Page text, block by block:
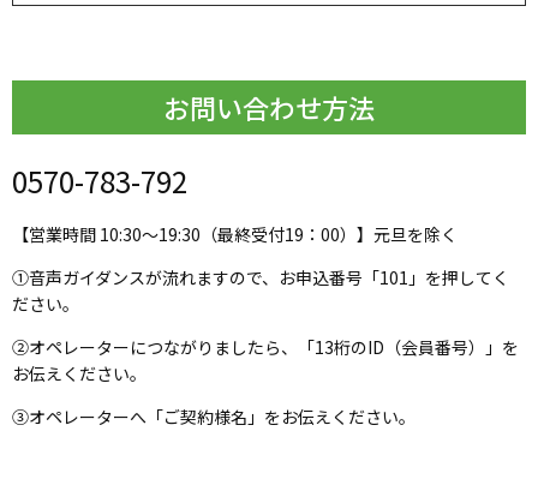
お問い合わせ方法
0570-783-792
【営業時間 10:30～19:30（最終受付19：00）】元旦を除く
①音声ガイダンスが流れますので、お申込番号「101」を押してく
ださい。
②オペレーターにつながりましたら、「13桁のID（会員番号）」を
お伝えください。
③オペレーターへ「ご契約様名」をお伝えください。